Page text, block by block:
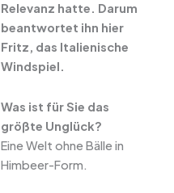
Relevanz hatte. Darum
beantwortet ihn hier
Fritz, das Italienische
Windspiel.
Was ist für Sie das
größte Unglück?
Eine Welt ohne Bälle in
Himbeer-Form.